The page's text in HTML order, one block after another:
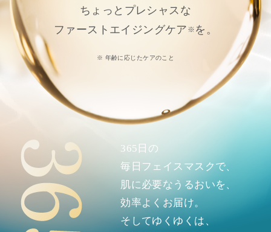
ちょっとプレシャスな
ファーストエイジングケア ※ を。
※ 年齢に応じたケアのこと
365日の
毎日フェイスマスクで、
肌に必要なうるおいを、
効率よくお届け。
そしてゆくゆくは、